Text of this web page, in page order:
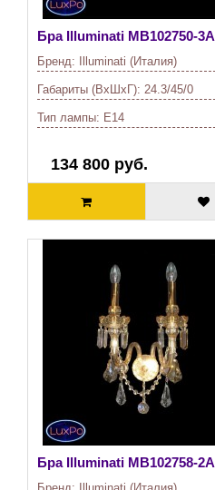
Бра Illuminati MB102750-3A
Бренд: Illuminati (Италия)
Габариты (ВхШхГ): 24.3/45/0
Тип лампы: E14
134 800 руб.
Бра Illuminati MB102758-2A